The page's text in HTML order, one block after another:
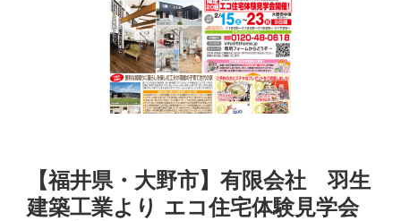
【福井県・大野市】有限会社 羽生
建築工業より エコ住宅体験見学会